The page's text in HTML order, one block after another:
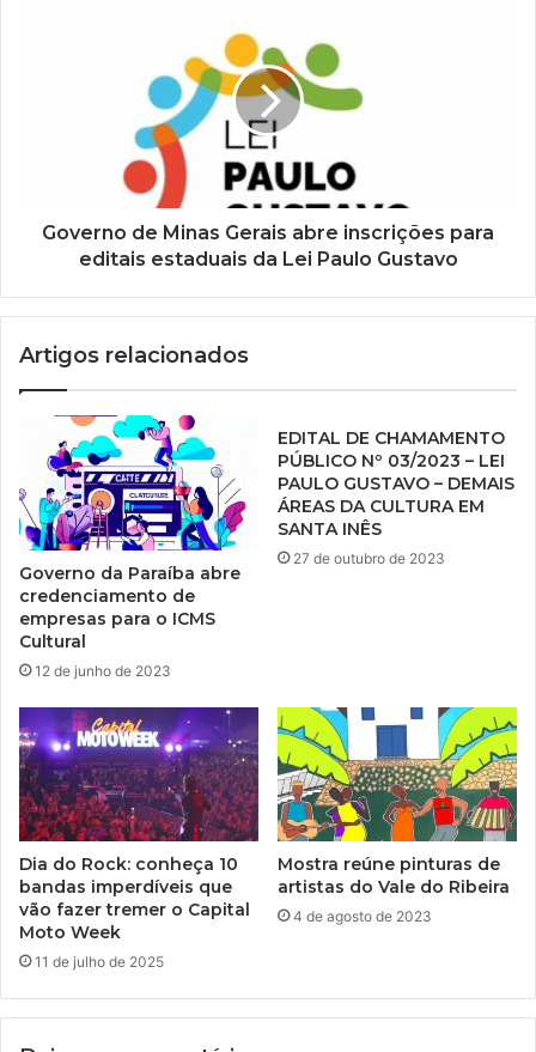
Governo de Minas Gerais abre inscrições para
editais estaduais da Lei Paulo Gustavo
Artigos relacionados
Governo da Paraíba abre
credenciamento de
empresas para o ICMS
Cultural
12 de junho de 2023
EDITAL DE CHAMAMENTO
PÚBLICO Nº 03/2023 – LEI
PAULO GUSTAVO – DEMAIS
ÁREAS DA CULTURA EM
SANTA INÊS
27 de outubro de 2023
Dia do Rock: conheça 10
bandas imperdíveis que
vão fazer tremer o Capital
Moto Week
11 de julho de 2025
Mostra reúne pinturas de
artistas do Vale do Ribeira
4 de agosto de 2023